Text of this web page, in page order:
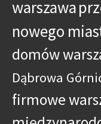
warszawa
nowego
domów
Dąbrowa
firmowe